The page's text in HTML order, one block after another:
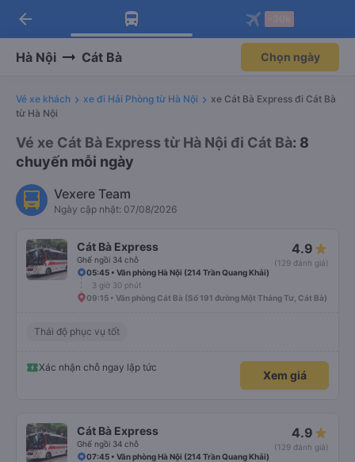
Tải app Vexere ngay!
Nhận ưu đãi thành viên độc
Mở app
Tải app Vexere
-30k/ghế khi đặt vé máy bay qua
Mở app
arrow_back
Hà Nội Cát Bà Chọn ngày
Vé xe khách xe đi Hải Phòng từ Hà Nội
xe Cát Bà Express đi Cát Bà
từ Hà Nội
Vé xe Cát Bà Express từ Hà Nội đi Cát Bà: 8
chuyến mỗi ngày
Vexere Team
Ngày cập nhật: 07/08/2026
Cát Bà Express
Ghế ngồi 34 chỗ
4.9
(129 đánh giá)
05:45 • Văn phòng Hà Nội (214 Trần Quang Khải)
3 giờ 30 phút
09:15 • Văn phòng Cát Bà (Số 191 đường Một Tháng Tư, Cát Bà)
Thái độ phục vụ tốt
Xác nhận chỗ ngay lập tức
Xem giá
Cát Bà Express
Ghế ngồi 34 chỗ
4.9
(129 đánh giá)
07:45 • Văn phòng Hà Nội (214 Trần Quang Khải)